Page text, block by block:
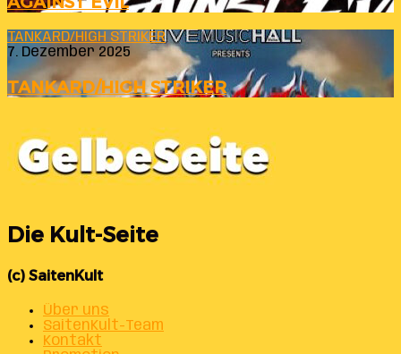
TANKARD/HIGH STRIKER
7. Dezember 2025
TANKARD/HIGH STRIKER
Die Kult-Seite
(c) SaitenKult
Über uns
SaitenKult-Team
Kontakt